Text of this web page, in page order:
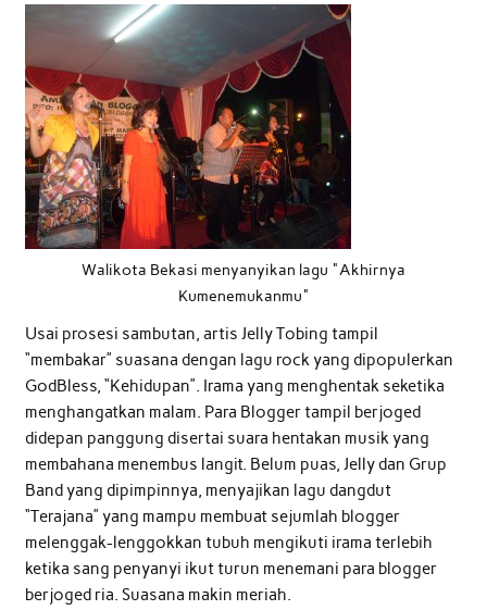
Walikota Bekasi menyanyikan lagu "Akhirnya
Kumenemukanmu"
Usai prosesi sambutan, artis Jelly Tobing tampil
“membakar” suasana dengan lagu rock yang dipopulerkan
GodBless, “Kehidupan”. Irama yang menghentak seketika
menghangatkan malam. Para Blogger tampil berjoged
didepan panggung disertai suara hentakan musik yang
membahana menembus langit. Belum puas, Jelly dan Grup
Band yang dipimpinnya, menyajikan lagu dangdut
“Terajana” yang mampu membuat sejumlah blogger
melenggak-lenggokkan tubuh mengikuti irama terlebih
ketika sang penyanyi ikut turun menemani para blogger
berjoged ria. Suasana makin meriah.